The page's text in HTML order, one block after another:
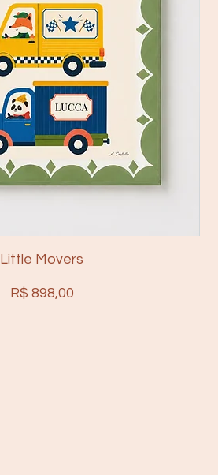
Little Movers
Preço
R$ 898,00